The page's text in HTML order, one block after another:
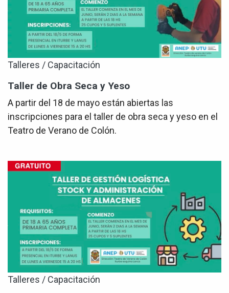
Talleres / Capacitación
Taller de Obra Seca y Yeso
A partir del 18 de mayo están abiertas las
inscripciones para el taller de obra seca y yeso en el
Teatro de Verano de Colón.
Talleres / Capacitación